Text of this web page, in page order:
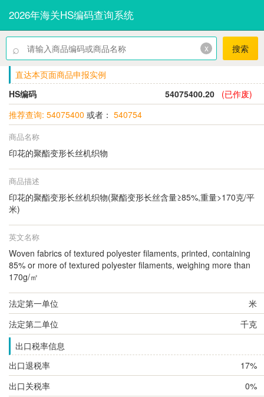
2026年海关HS编码查询系统
⌕ x 搜索
直达本页面商品申报实例
HS编码
54075400.20
(已作废)
推荐查询: 54075400 或者： 540754
商品名称
印花的聚酯变形长丝机织物
商品描述
印花的聚酯变形长丝机织物(聚酯变形长丝含量≥85%,重量>170克/平
米)
英文名称
Woven fabrics of textured polyester filaments, printed, containing
85% or more of textured polyester filaments, weighing more than
170g/㎡
法定第一单位
米
法定第二单位
千克
出口税率信息
出口退税率
17%
出口关税率
0%